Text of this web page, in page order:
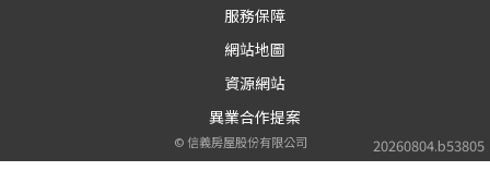
20260804.b53805
服務保障
網站地圖
資源網站
異業合作提案
©信義房屋股份有限公司